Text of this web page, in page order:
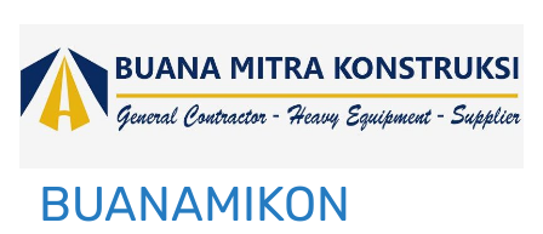
content
BUANAMIKON